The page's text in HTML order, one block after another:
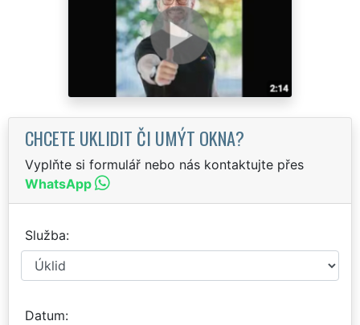
CHCETE UKLIDIT ČI UMÝT OKNA?
Vyplňte si formulář nebo nás kontaktujte přes
WhatsApp
Služba
Datum